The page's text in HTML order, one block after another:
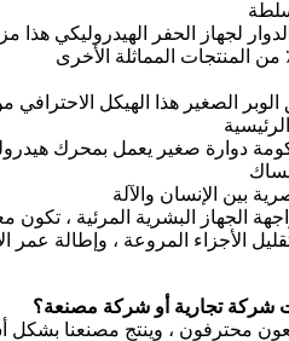
لجهاز الحفر الهيدروليكي
الصغير هذا الهيكل الاحترافي من نوع
دوارة صغير يعمل بمحرك
الجهاز البشرية المرئية ، تكون
الأجزاء المروعة ، وإطالة عمر
تجارية أو شركة مصنعة؟
محترفون ، وينتج مصنعنا بشكل